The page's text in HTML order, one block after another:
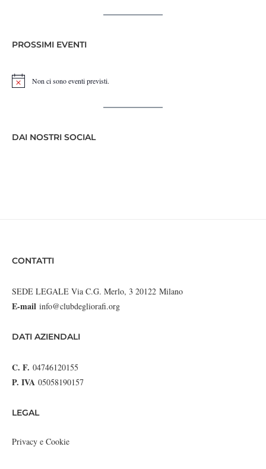
PROSSIMI EVENTI
Notice Non ci sono eventi previsti.
DAI NOSTRI SOCIAL
CONTATTI
SEDE LEGALE Via C.G. Merlo, 3 20122 Milano
E-mail info@clubdegliorafi.org
DATI AZIENDALI
C. F. 04746120155
P. IVA 05058190157
LEGAL
Privacy e Cookie